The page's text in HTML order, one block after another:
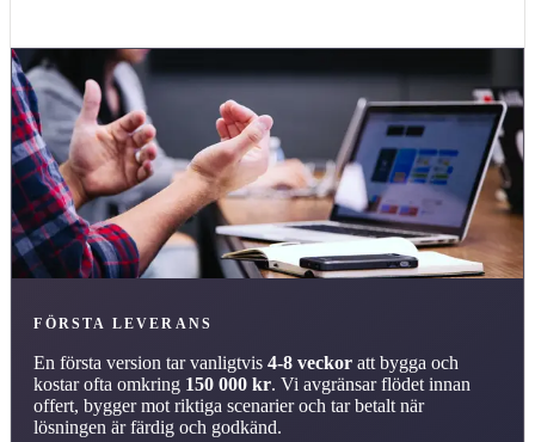
FÖRSTA LEVERANS
En första version tar vanligtvis4-8 veckor att bygga och
kostar ofta omkring 150 000 kr. Vi avgränsar flödet innan
offert, bygger mot riktiga scenarier och tar betalt när
lösningen är färdig och godkänd.